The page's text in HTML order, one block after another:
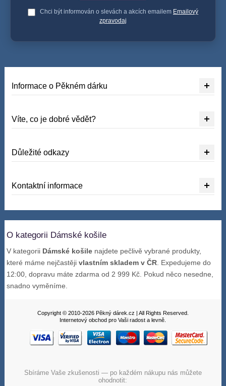
Chci být informován o slevách a akcích emailem Emailový
zpravodaj
Informace o Pěkném dárku
Víte, co je dobré vědět?
Důležité odkazy
Kontaktní informace
O kategorii Dámské košile
V kategorii Dámské košile najdete pečlivě vybrané produkty,
které máme nejčastějivlastním skladem v ČR . Expedujeme do
12:00, dopravu máte zdarma od 2 999 Kč. Pokud něco nesedne,
snadno vyměníme.
Copyright © 2010-2026 Pěkný dárek.cz | All Rights Reserved.
Internetový obchod pro Vaši radost a levně.
Sbíráme Vaše zkušenosti — po každém nákupu nás můžete
ohodnotit: